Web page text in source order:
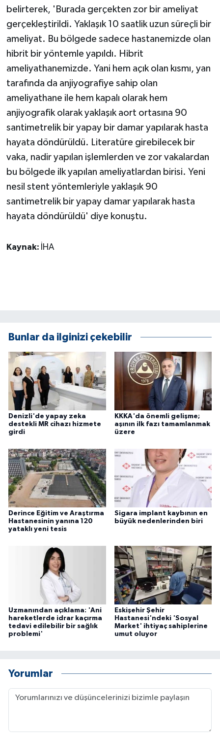
belirterek, 'Burada gerçekten zor bir ameliyat
gerçekleştirildi. Yaklaşık 10 saatlik uzun süreçli bir
ameliyat. Bu bölgede sadece hastanemizde olan
hibrit bir yöntemle yapıldı. Hibrit
ameliyathanemizde. Yani hem açık olan kısmı, yan
tarafında da anjiyografiye sahip olan
ameliyathane ile hem kapalı olarak hem
anjiyografik olarak yaklaşık aort ortasına 90
santimetrelik bir yapay bir damar yapılarak hasta
hayata döndürüldü. Literatüre girebilecek bir
vaka, nadir yapılan işlemlerden ve zor vakalardan
bu bölgede ilk yapılan ameliyatlardan birisi. Yeni
nesil stent yöntemleriyle yaklaşık 90
santimetrelik bir yapay damar yapılarak hasta
hayata döndürüldü' diye konuştu.
Kaynak: İHA
Bunlar da ilginizi çekebilir
Denizli'de yapay zeka
destekli MR cihazı hizmete
girdi
KKKA'da önemli gelişme;
aşının ilk fazı tamamlanmak
üzere
Derince Eğitim ve Araştırma
Hastanesinin yanına 120
yataklı yeni tesis
Sigara implant kaybının en
büyük nedenlerinden biri
Uzmanından açıklama: 'Ani
hareketlerde idrar kaçırma
tedavi edilebilir bir sağlık
problemi'
Eskişehir Şehir
Hastanesi'ndeki 'Sosyal
Market' ihtiyaç sahiplerine
umut oluyor
Yorumlar